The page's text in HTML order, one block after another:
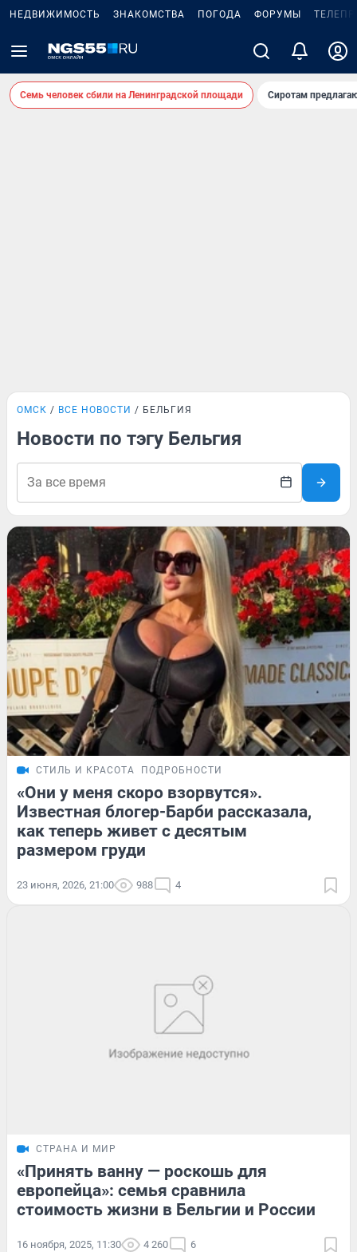
НЕДВИЖИМОСТЬ ЗНАКОМСТВА ПОГОДА ФОРУМЫ
Семь человек сбили на Ленинградской площади Сиротам
ОМСК ВСЕ НОВОСТИ БЕЛЬГИЯ
Новости по тэгу Бельгия
СТИЛЬ И КРАСОТА ПОДРОБНОСТИ
«Они у меня скоро взорвутся».
Известная блогер-Барби рассказала,
как теперь живет с десятым
размером груди
23 июня, 2026, 21:00 988 4
СТРАНА И МИР
«Принять ванну — роскошь для
европейца»: семья сравнила
стоимость жизни в Бельгии и России
16 ноября, 2025, 11:30 4 260 6